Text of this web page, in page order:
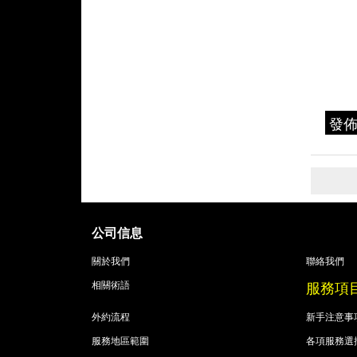
發
公司信息
關於我們
聯絡我們
相關術語
服務項
外約流程
新手注意事
服務地區範圍
各項服務選